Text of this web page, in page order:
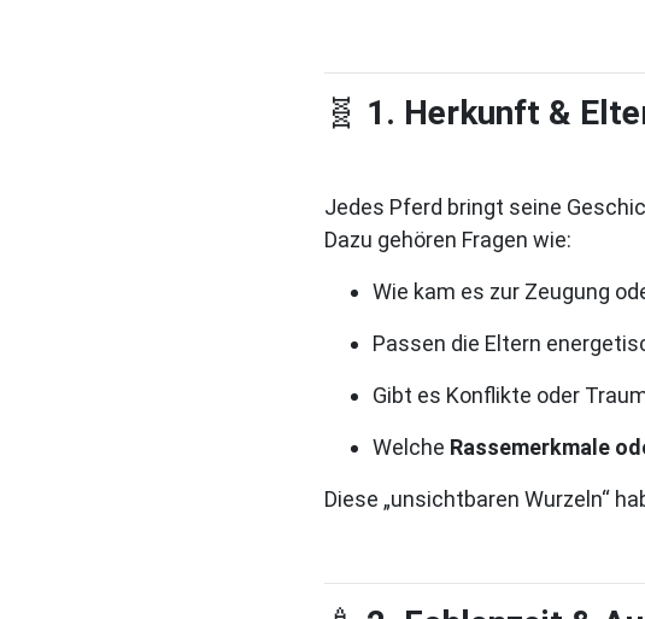
🧬 1. Herkunft &
Jedes Pferd bringt seine
Dazu gehören Fragen wie:
Wie kam es zur Zeugung
Passen die Eltern
Gibt es Konflikte oder
Welche Rassemerkmale
Diese „unsichtbaren Wurzeln“